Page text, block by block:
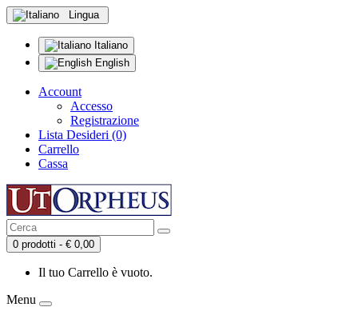
Lingua
Italiano
English
Account
Accesso
Registrazione
Lista Desideri (0)
Carrello
Cassa
0 prodotti - € 0,00
Il tuo Carrello è vuoto.
Menu